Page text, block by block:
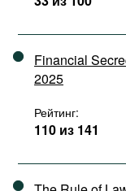
Financial
2025
Рейтинг:
110 из 141